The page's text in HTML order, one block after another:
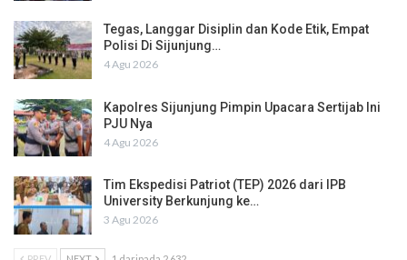
Tegas, Langgar Disiplin dan Kode Etik, Empat
Polisi Di Sijunjung…
4 Agu 2026
Kapolres Sijunjung Pimpin Upacara Sertijab Ini
PJU Nya
4 Agu 2026
Tim Ekspedisi Patriot (TEP) 2026 dari IPB
University Berkunjung ke…
3 Agu 2026